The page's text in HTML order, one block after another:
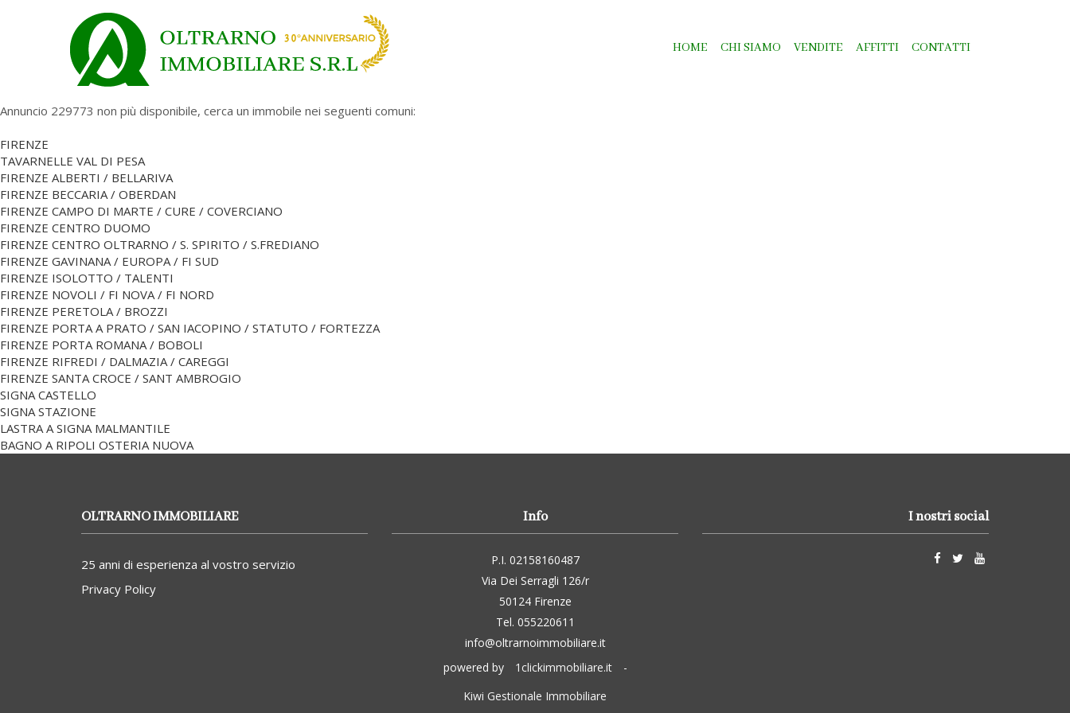
HOME CHI SIAMO VENDITE AFFITTI CONTATTI
Annuncio 229773 non più disponibile, cerca un immobile nei seguenti comuni:
FIRENZE
TAVARNELLE VAL DI PESA
FIRENZE ALBERTI / BELLARIVA
FIRENZE BECCARIA / OBERDAN
FIRENZE CAMPO DI MARTE / CURE / COVERCIANO
FIRENZE CENTRO DUOMO
FIRENZE CENTRO OLTRARNO / S. SPIRITO / S.FREDIANO
FIRENZE GAVINANA / EUROPA / FI SUD
FIRENZE ISOLOTTO / TALENTI
FIRENZE NOVOLI / FI NOVA / FI NORD
FIRENZE PERETOLA / BROZZI
FIRENZE PORTA A PRATO / SAN IACOPINO / STATUTO / FORTEZZA
FIRENZE PORTA ROMANA / BOBOLI
FIRENZE RIFREDI / DALMAZIA / CAREGGI
FIRENZE SANTA CROCE / SANT AMBROGIO
SIGNA CASTELLO
SIGNA STAZIONE
LASTRA A SIGNA MALMANTILE
BAGNO A RIPOLI OSTERIA NUOVA
OLTRARNO IMMOBILIARE
25 anni di esperienza al vostro servizio
Privacy Policy
Info
P.I. 02158160487
Via Dei Serragli 126/r
50124 Firenze
Tel. 055220611
info@oltrarnoimmobiliare.it
powered by
1clickimmobiliare.it
-
Kiwi Gestionale Immobiliare
I nostri social